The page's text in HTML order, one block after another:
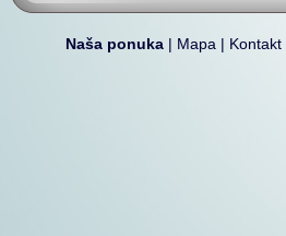
Naša ponuka | Mapa | Kontakt